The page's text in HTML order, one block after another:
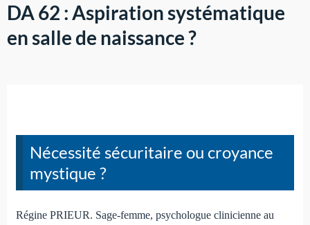
DA 62 : Aspiration systématique
en salle de naissance ?
Nécessité sécuritaire ou croyance
mystique ?
Régine PRIEUR. Sage-femme, psychologue clinicienne au